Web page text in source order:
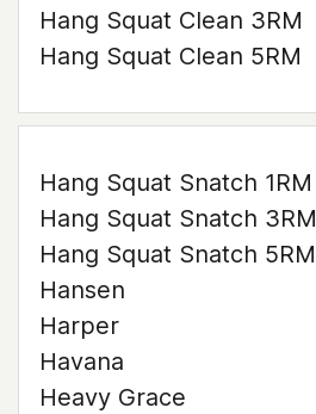
Hang Squat Clean 3RM
Hang Squat Clean 5RM
Hang Squat Snatch 1RM
Hang Squat Snatch 3RM
Hang Squat Snatch 5RM
Hansen
Harper
Havana
Heavy Grace